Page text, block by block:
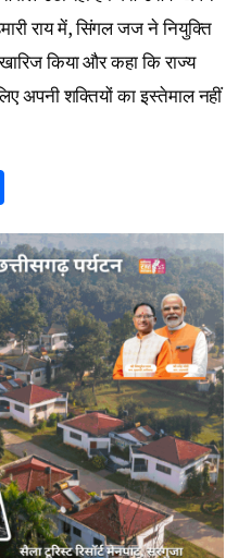
राय में, सिंगल जज ने नियुक्ति
किया और कहा कि राज्य
अपनी शक्तियों का इस्तेमाल नहीं